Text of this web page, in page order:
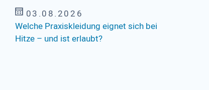
03.08.2026
Welche Praxiskleidung eignet sich bei
Hitze – und ist erlaubt?